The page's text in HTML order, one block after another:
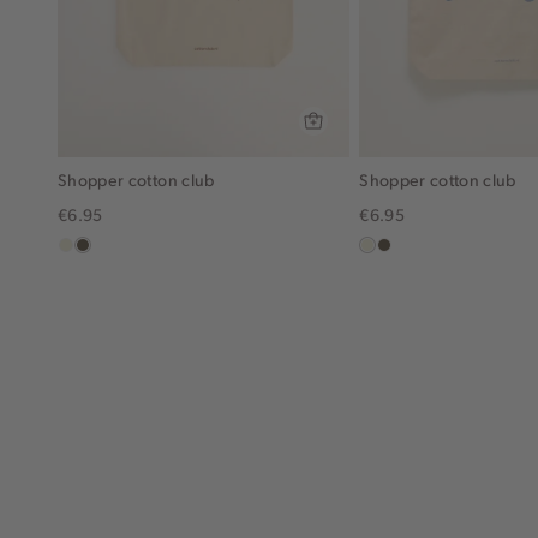
Shopper cotton club
€6.95
ecrulichtbruin
Shopper cotton club
€6.95
ecrulichtbruin